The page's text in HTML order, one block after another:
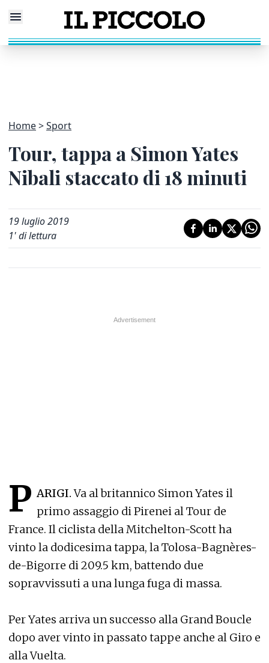
Home Sport
Tour, tappa a Simon Yates
Nibali staccato di 18 minuti
19 luglio 2019
1' di lettura
P ARIGI.Va al britannico Simon Yates il
primo assaggio di Pirenei al Tour de
France. Il ciclista della Mitchelton-Scott ha
vinto la dodicesima tappa, la Tolosa-Bagnères-
de-Bigorre di 209.5 km, battendo due
sopravvissuti a una lunga fuga di massa.
Per Yates arriva un successo alla Grand Boucle
dopo aver vinto in passato tappe anche al Giro e
alla Vuelta.